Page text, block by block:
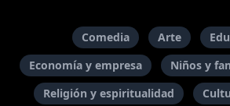
Comedia Arte
Economía y empresa
Niños y
Religión y espiritualidad